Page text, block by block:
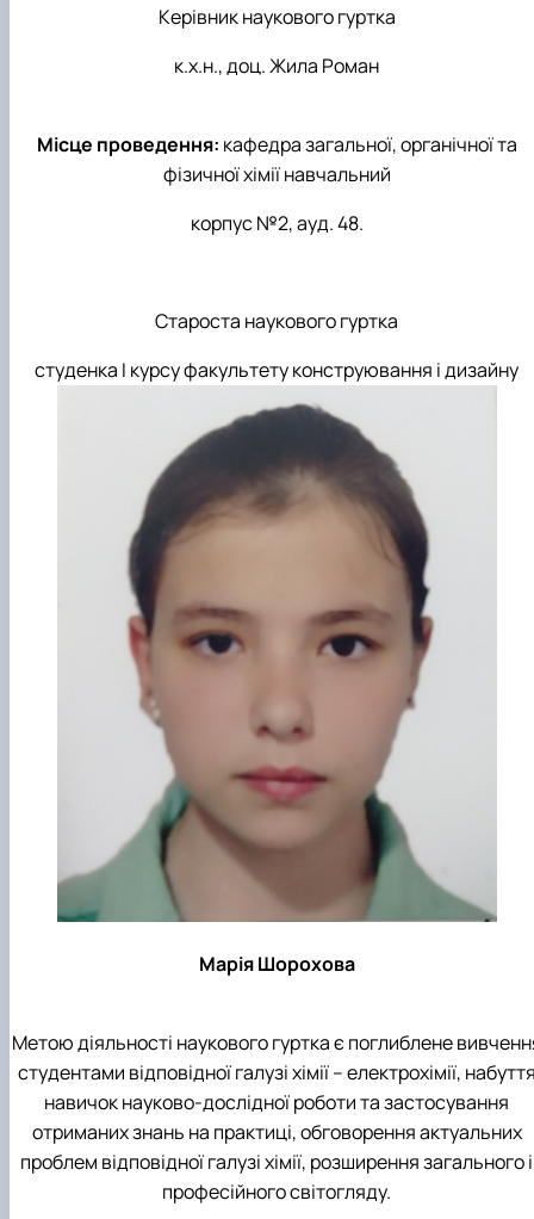
Керівник наукового гуртка
к.х.н., доц. Жила Роман
Місце проведення: кафедра загальної, органічної та
фізичної хімії навчальний
корпус №2, ауд. 48.
Староста наукового гуртка
студенка І курсу факультету конструювання і дизайну
Марія Шорохова
Метою діяльності наукового гуртка є поглиблене
студентами відповідної галузі хімії – електрохімії,
навичок науково-дослідної роботи та застосування
отриманих знань на практиці, обговорення актуальних
проблем відповідної галузі хімії, розширення загального і
професійного світогляду.